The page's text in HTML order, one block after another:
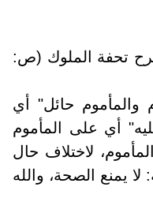
تحفة الملوك (ص:
والمأموم حائل" أي
أي على المأموم
لاختلاف حال
لا يمنع الصحة، والله